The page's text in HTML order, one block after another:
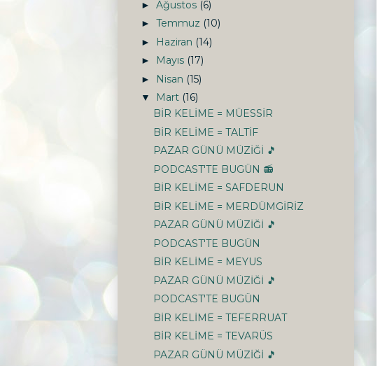
► Ağustos (6)
► Temmuz (10)
► Haziran (14)
► Mayıs (17)
► Nisan (15)
▼ Mart (16)
BİR KELİME = MÜESSİR
BİR KELİME = TALTİF
PAZAR GÜNÜ MÜZİĞİ 🎵
PODCAST'TE BUGÜN 📻
BİR KELİME = SAFDERUN
BİR KELİME = MERDÜMGİRİZ
PAZAR GÜNÜ MÜZİĞİ 🎵
PODCAST'TE BUGÜN
BİR KELİME = MEYUS
PAZAR GÜNÜ MÜZİĞİ 🎵
PODCAST'TE BUGÜN
BİR KELİME = TEFERRUAT
BİR KELİME = TEVARÜS
PAZAR GÜNÜ MÜZİĞİ 🎵